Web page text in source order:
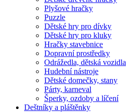
Plyšové hračky
Puzzle
Dětské hry pro dívky
Dětské hry pro kluky
Hračky stavebnice
Dopravní prostředky
Odrážedla, dětská vozidla
Hudební nástroje
Dětské domečky, stany
Párty, karneval
Šperky, ozdoby a líčení
Deštníky a pláštěnky